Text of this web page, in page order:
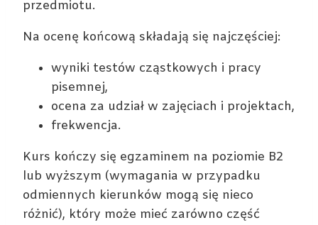
przedmiotu.
Na ocenę końcową składają się najczęściej:
wyniki testów cząstkowych i pracy
pisemnej,
ocena za udział w zajęciach i projektach,
frekwencja.
Kurs kończy się egzaminem na poziomie B2
lub wyższym (wymagania w przypadku
odmiennych kierunków mogą się nieco
różnić), który może mieć zarówno część